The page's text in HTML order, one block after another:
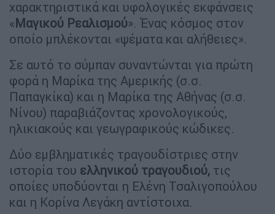
χαρακτηριστικά και υφολογικές εκφάνσεις
«Μαγικού Ρεαλισμού». Ένας κόσμος στον
οποίο μπλέκονται «ψέματα και αλήθειες».
Σε αυτό το σύμπαν συναντώνται για πρώτη
φορά η Μαρίκα της Αμερικής (σ.σ.
Παπαγκίκα) και η Μαρίκα της Αθήνας (σ.σ.
Νίνου) παραβιάζοντας χρονολογικούς,
ηλικιακούς και γεωγραφικούς κώδικες.
Δύο εμβληματικές τραγουδίστριες στην
ιστορία του ελληνικού τραγουδιού, τις
οποίες υποδύονται η Ελένη Τσαλιγοπούλου
και η Κορίνα Λεγάκη αντίστοιχα.